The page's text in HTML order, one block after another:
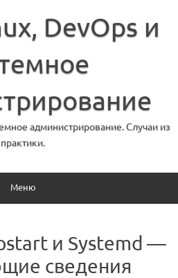
DevOps и
администрирование. Случаи из
практики.
Меню
и Systemd —
сведения